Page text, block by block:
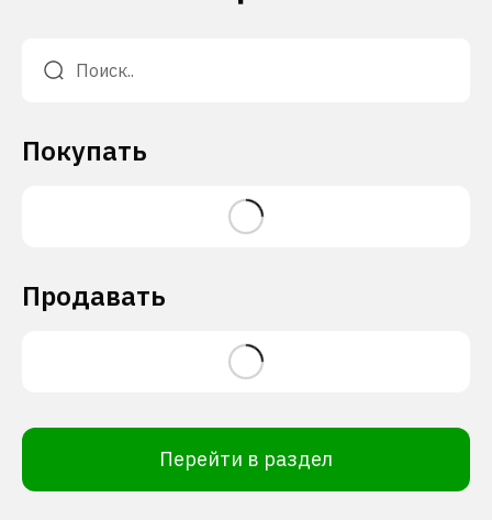
Покупать
Продавать
Перейти в раздел